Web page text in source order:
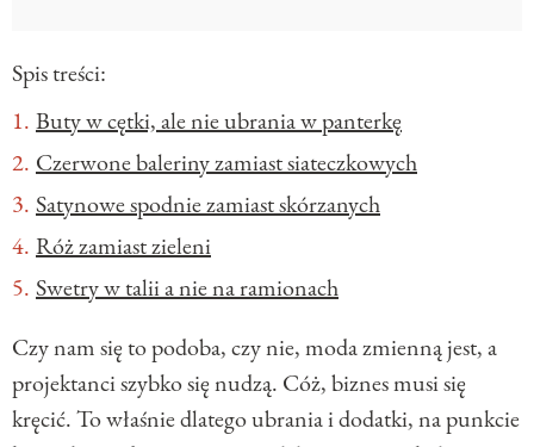
Spis treści:
Buty w cętki, ale nie ubrania w panterkę
Czerwone baleriny zamiast siateczkowych
Satynowe spodnie zamiast skórzanych
Róż zamiast zieleni
Swetry w talii a nie na ramionach
Czy nam się to podoba, czy nie, moda zmienną jest, a
projektanci szybko się nudzą. Cóż, biznes musi się
kręcić. To właśnie dlatego ubrania i dodatki, na punkcie